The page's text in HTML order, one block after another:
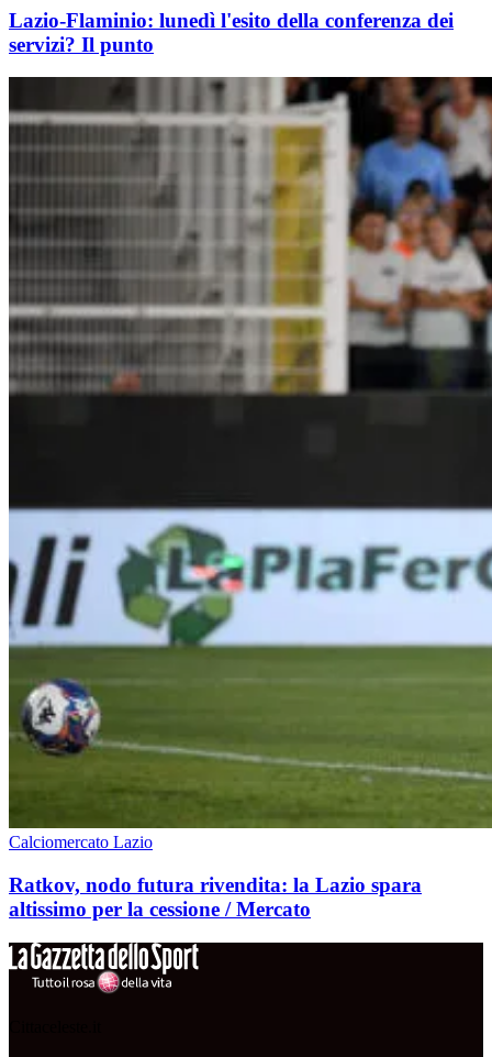
Lazio-Flaminio: lunedì l'esito della conferenza dei
servizi? Il punto
Calciomercato Lazio
Ratkov, nodo futura rivendita: la Lazio spara
altissimo per la cessione / Mercato